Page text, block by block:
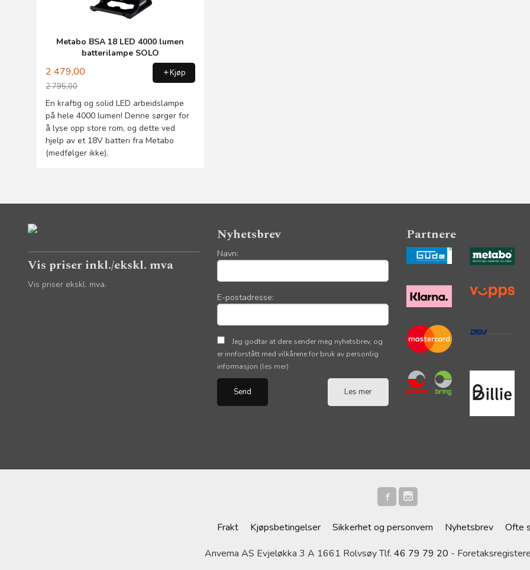
Metabo BSA 18 LED 4000 lumen
batterilampe SOLO
2 479,00
2 795,00
Rabatt
Kjøp
En kraftig og solid LED arbeidslampe
på hele 4000 lumen! Denne sørger for
å lyse opp store rom, og dette ved
hjelp av et 18V batteri fra Metabo
(medfølger ikke).
Vis priser inkl./ekskl. mva
Vis priser ekskl. mva.
Nyhetsbrev
Navn:
E-postadresse:
Jeg godtar at dere sender meg nyhetsbrev, og
er innforstått med vilkårene for bruk av personlig
informasjon (les mer)
Les mer
Partnere
Frakt Kjøpsbetingelser Sikkerhet og personvern Nyhetsbrev
Ofte
Anvema AS Evjeløkka 3 A 1661 Rolvsøy Tlf. 46 79 79 20 -